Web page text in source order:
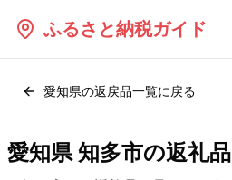
ふるさと納税ガイド
愛知県の返戻品一覧に戻る
愛知県 知多市の返礼品